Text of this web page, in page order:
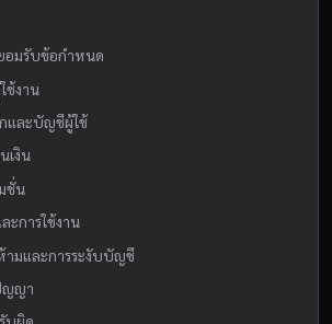
อมรับข้อกำหนด
ช้งาน
และบัญชีผู้ใช้
เงิน
ชั่น
ะการใช้งาน
ามและการระงับบัญชี
ญญา